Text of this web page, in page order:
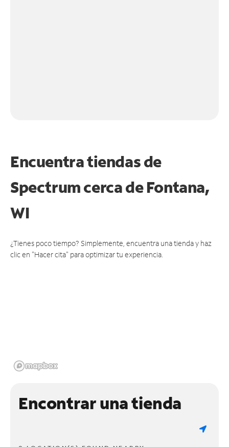
Encuentra tiendas de
Spectrum cerca deFontana,
WI
¿Tienes poco tiempo? Simplemente, encuentra una tienda y haz
clic en "Hacer cita" para optimizar tu experiencia.
Encontrar una tienda